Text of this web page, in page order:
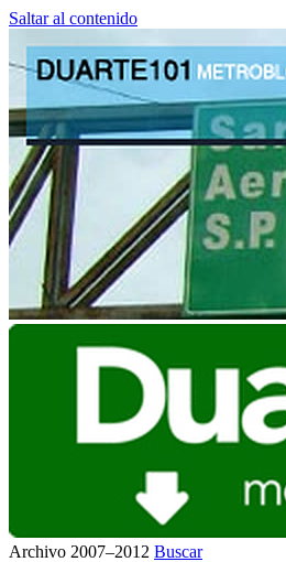
Saltar al contenido
Archivo 2007–2012 Buscar